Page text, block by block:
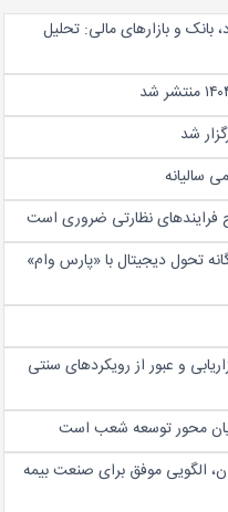
و بازارهای مالی: تحلیل
شد
نظارتی ضروری است
تحول دیجیتال با «پارس وام»
و عبور از رویکردهای سنتی
محور توسعه شعب است
الگویی موفق برای صنعت بیمه